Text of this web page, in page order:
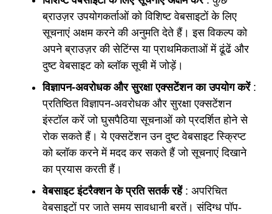
ब्राउज़र उपयोगकर्ताओं को विशिष्ट वेबसाइटों के लिए
सूचनाएं अक्षम करने की अनुमति देते हैं। इस विकल्प को
अपने ब्राउज़र की सेटिंग्स या प्राथमिकताओं में ढूंढें और
दुष्ट वेबसाइट को ब्लॉक सूची में जोड़ें।
विज्ञापन-अवरोधक और सुरक्षा एक्सटेंशन का उपयोग करें:
प्रतिष्ठित विज्ञापन-अवरोधक और सुरक्षा एक्सटेंशन
इंस्टॉल करें जो घुसपैठिया सूचनाओं को प्रदर्शित होने से
रोक सकते हैं। ये एक्सटेंशन उन दुष्ट वेबसाइट स्क्रिप्ट
को ब्लॉक करने में मदद कर सकते हैं जो सूचनाएं दिखाने
का प्रयास करती हैं।
वेबसाइट इंटरैक्शन के प्रति सतर्क रहें: अपरिचित
वेबसाइटों पर जाते समय सावधानी बरतें। संदिग्ध पॉप-